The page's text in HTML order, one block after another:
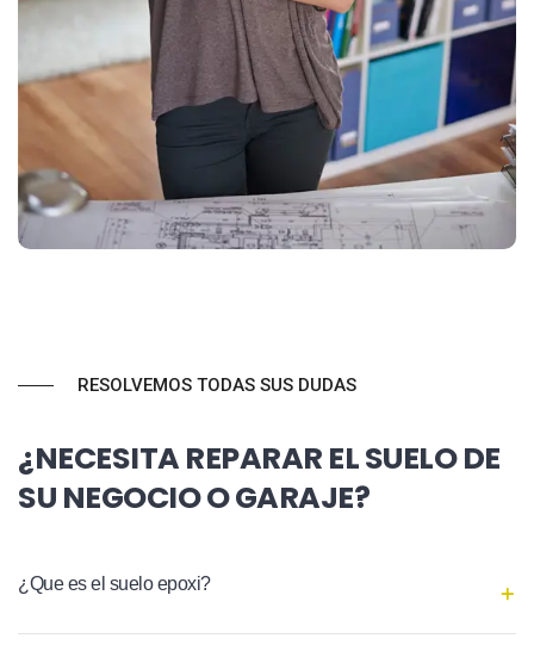
RESOLVEMOS TODAS SUS DUDAS
¿NECESITA REPARAR EL SUELO DE
SU NEGOCIO O GARAJE?
¿Que es el suelo epoxi?